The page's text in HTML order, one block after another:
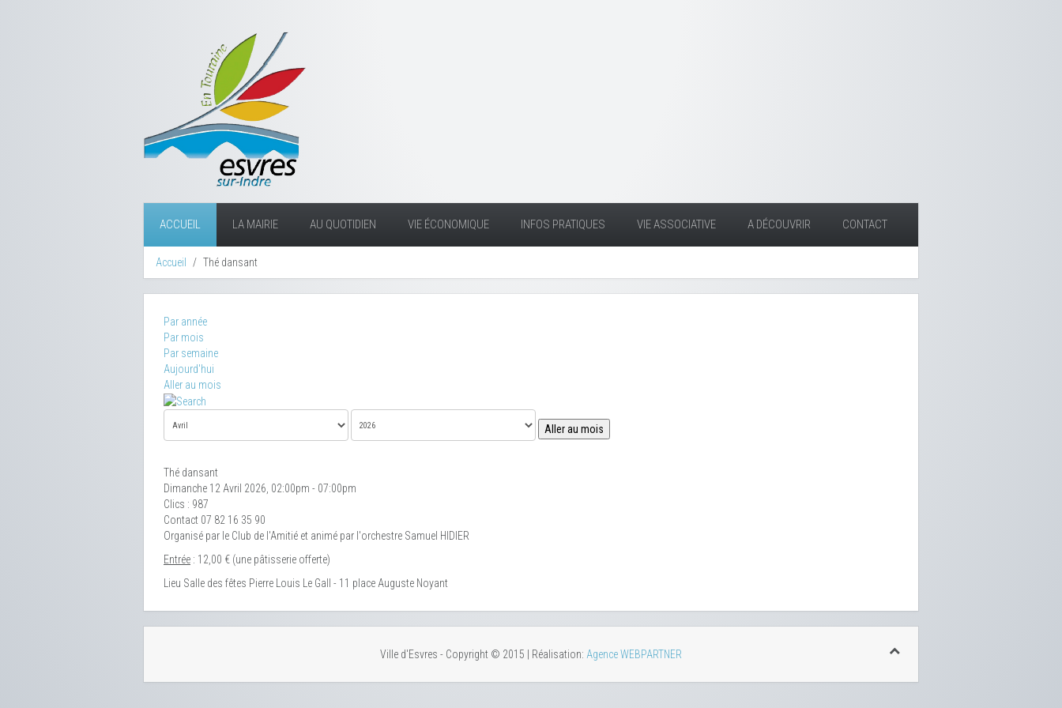
ACCUEIL LA MAIRIE AU QUOTIDIEN VIE ÉCONOMIQUE INFOS PRATIQUES VIE ASSOCIATIVE A DÉCOUVRIR CONTACT
Accueil Thé dansant
Par année
Par mois
Par semaine
Aujourd'hui
Aller au mois
Aller au mois
Thé dansant
Dimanche 12 Avril 2026, 02:00pm - 07:00pm
Clics : 987
Contact 07 82 16 35 90
Organisé par le Club de l'Amitié et animé par l'orchestre Samuel HIDIER
Entrée : 12,00 € (une pâtisserie offerte)
Lieu Salle des fêtes Pierre Louis Le Gall - 11 place Auguste Noyant
Ville d'Esvres - Copyright © 2015 | Réalisation: Agence WEBPARTNER